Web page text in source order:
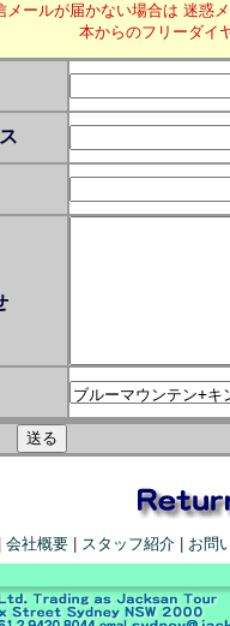
メールが届かない場合は 迷
本からのフリーダイ
会社概要 スタッフ紹介 お問